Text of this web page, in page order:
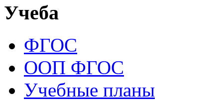
Учеба
ФГОС
ООП ФГОС
Учебные планы